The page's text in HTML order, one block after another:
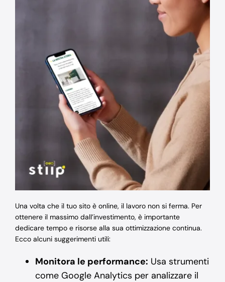
Una volta che il tuo sito è online, il lavoro non si ferma. Per
ottenere il massimo dall’investimento, è importante
dedicare tempo e risorse alla sua ottimizzazione continua.
Ecco alcuni suggerimenti utili:
Monitora le performance: Usa strumenti
come Google Analytics per analizzare il